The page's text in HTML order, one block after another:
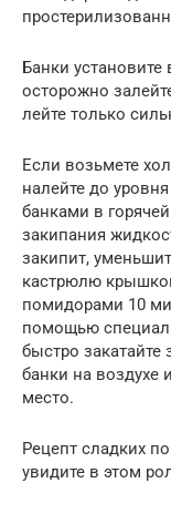
Банки
осторожно
лейте только
Если возьмете
налейте до
банками в
закипания
закипит,
кастрюлю
помидорами 10
помощью
быстро
банки на воздухе
место.
Рецепт сладких
увидите в этом